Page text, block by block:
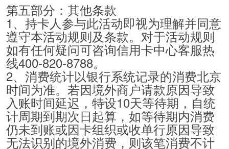
第五部分：其他条款
1、持卡人参与此活动即视为理解并同意
遵守本活动规则及条款。对于活动规则
如有任何疑问可咨询信用卡中心客服热
线400-820-8788。
2、消费统计以银行系统记录的消费北京
时间为准。若因境外商户请款原因导致
入账时间延迟，特设10天等待期，自统
计周期到期次日起算，如等待期内消费
仍未到账或因卡组织或收单行原因导致
无法识别的境外消费，则该笔消费不计